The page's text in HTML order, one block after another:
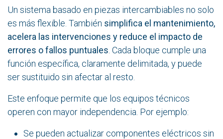
Un sistema basado en piezas intercambiables no solo
es más flexible. También simplifica el mantenimiento,
acelera las intervenciones y reduce el impacto de
errores o fallos puntuales . Cada bloque cumple una
función específica, claramente delimitada, y puede
ser sustituido sin afectar al resto.
Este enfoque permite que los equipos técnicos
operen con mayor independencia. Por ejemplo:
Se pueden actualizar componentes eléctricos sin